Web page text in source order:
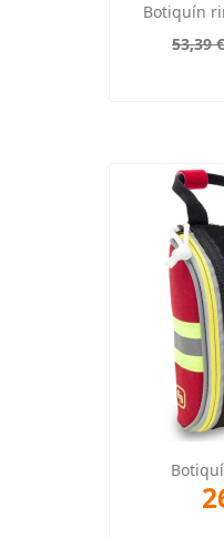
Botiquín
53,39 €